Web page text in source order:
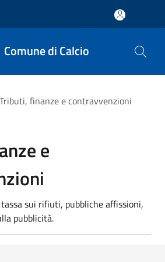
Comune di Calcio
Tributi, finanze e contravvenzioni
e
sui rifiuti, pubbliche affissioni,
pubblicità.